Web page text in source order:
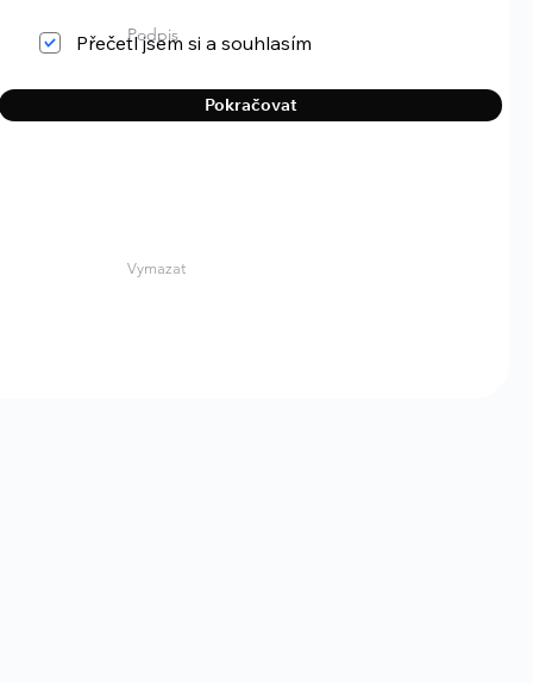
Přečetl jsem si a souhlasím
Podpis
Vymazat
Pokračovat